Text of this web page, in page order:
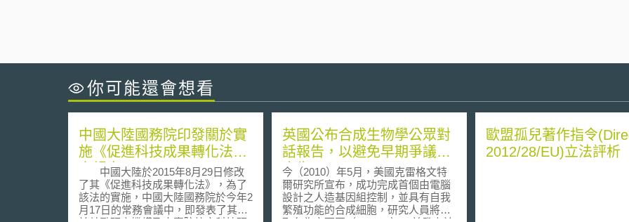
你可能還會想看
中國大陸國務院印發關於實
施《促進科技成果轉化法》
之規定
中國大陸於2015年8月29日修改
了其《促進科技成果轉化法》，為了
該法的實施，中國大陸國務院於今年2
月17日的常務會議中，即發表了其對
英國公布合成生物學公眾對
話報告，以避免早期爭議的
產生
今（2010）年5月，美國克雷格文特
爾研究所宣布，成功完成首個由電腦
設計之人造基因組控制，並具有自我
繁殖功能的合成細胞，研究人員將其
歐盟孤兒著作指令
2012/28/EU)立法評析